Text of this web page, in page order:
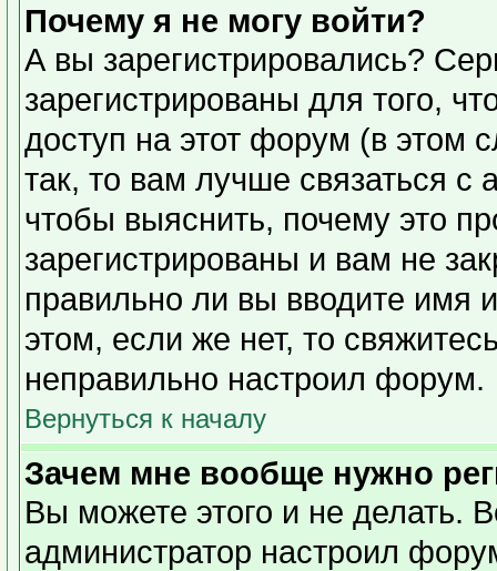
Почему я не могу войти?
А вы зарегистрировались?
зарегистрированы для того,
доступ на этот форум (в этом
так, то вам лучше связаться
чтобы выяснить, почему это
зарегистрированы и вам не
правильно ли вы вводите
этом, если же нет, то
неправильно настроил форум.
Вернуться к началу
Зачем мне вообще нужно
Вы можете этого и не делать.
администратор настроил